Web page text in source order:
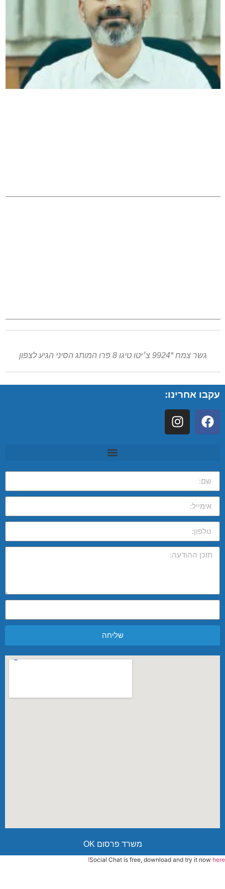
גשר צמח *9924 צ׳יטו טיגו 8 פרו המותג הסיני הגיע לצפון
עקבו אחרינו:
שליחה
משרד פרסום OK
Social Chat is free, download and try it now here!